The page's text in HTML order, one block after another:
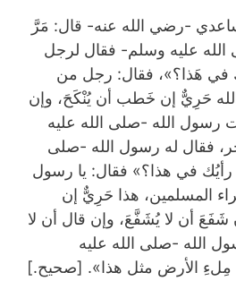
-رضي الله عنه- قال: مَرَّ
عليه وسلم- فقال لرجل
في هَذا؟»، فقال: رجل من
حَرِيٌّ إن خَطب أن يُنْكَحَ، وإن
الله -صلى الله عليه
فقال له رسول الله -صلى
رأيُك في هذا؟» فقال: يا رسول
المسلمين، هذا حَرِيٌّ إن
أن لا يُشَفَّعَ، وإن قال أن لا
الله -صلى الله عليه
الأرض مثل هذا». [صحيح.]